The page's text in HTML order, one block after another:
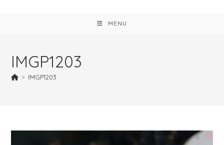
MENU
IMGP1203
> IMGP1203